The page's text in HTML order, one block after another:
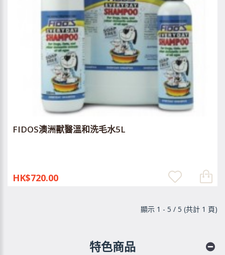
FIDOS澳洲獸醫溫和洗毛水5L
HK$720.00
顯示 1 - 5 / 5 (共計 1 頁)
特色商品